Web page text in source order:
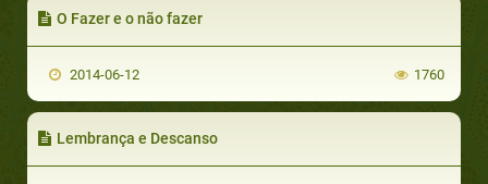
O Fazer e o não fazer
2014-06-12 1760
Lembrança e Descanso